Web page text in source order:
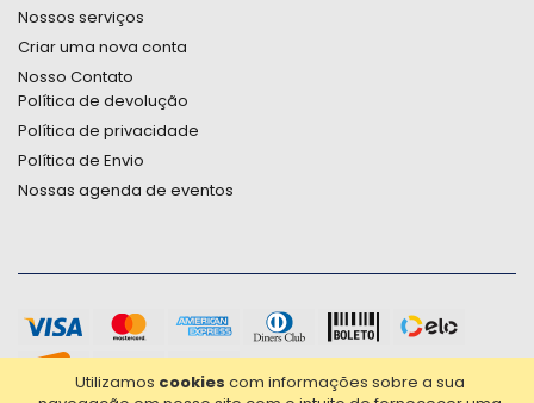
Utilizamos cookies com informações sobre a sua
Nossos serviços
Criar uma nova conta
Nosso Contato
Política de devolução
Política de privacidade
Política de Envio
Nossas agenda de eventos